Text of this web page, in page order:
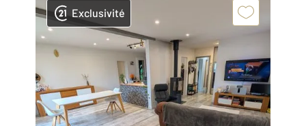
Exclusivité